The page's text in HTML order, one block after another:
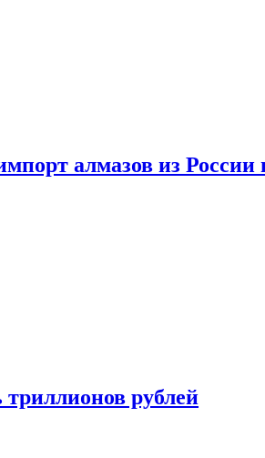
алмазов из России
триллионов рублей